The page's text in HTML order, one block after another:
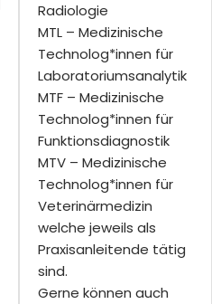
Radiologie
MTL – Medizinische
Technolog*innen für
Laboratoriumsanalytik
MTF – Medizinische
Technolog*innen für
Funktionsdiagnostik
MTV – Medizinische
Technolog*innen für
Veterinärmedizin
welche jeweils als
Praxisanleitende tätig
sind.
Gerne können auch